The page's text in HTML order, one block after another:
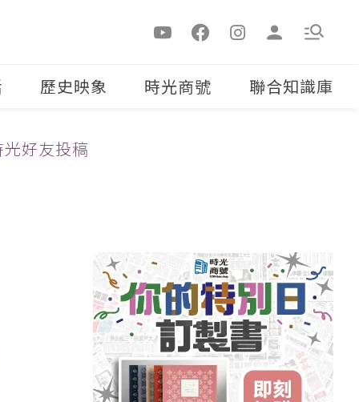
歷史映象 時光商號 聯合知識庫
光好友投稿